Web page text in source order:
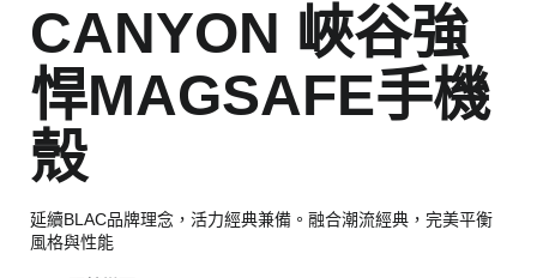
CANYON 峽谷強
悍MAGSAFE手機
殼
延續BLAC品牌理念，活力經典兼備。融合潮流經典，完美平衡
風格與性能